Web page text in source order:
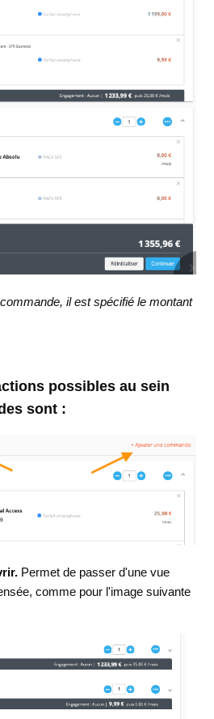
il est spécifié le montant
possibles au sein
sont :
Permet de passer d'une vue
comme pour l'image suivante